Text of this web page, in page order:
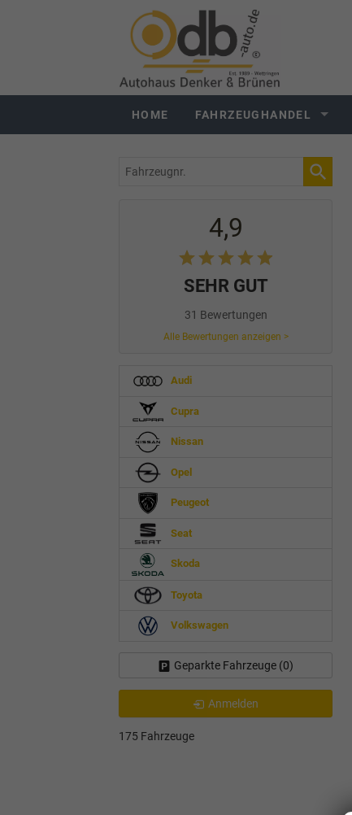
HOME FAHRZEUGHANDEL
Fahrzeugnr.
4,9
SEHR GUT
31 Bewertungen
Alle Bewertungen anzeigen >
Audi
Cupra
Nissan
Opel
Peugeot
Seat
Skoda
Toyota
Volkswagen
Geparkte Fahrzeuge (0)
Anmelden
175 Fahrzeuge